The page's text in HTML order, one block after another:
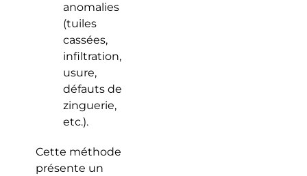
anomalies
(tuiles
cassées,
infiltration,
usure,
défauts de
zinguerie,
etc.).
Cette méthode
présente un